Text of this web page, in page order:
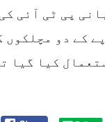
پی ٹی آئی
کے دو
کیا گیا